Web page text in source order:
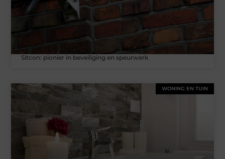
Sitcon: pionier in beveiliging en speurwerk
WONING EN TUIN